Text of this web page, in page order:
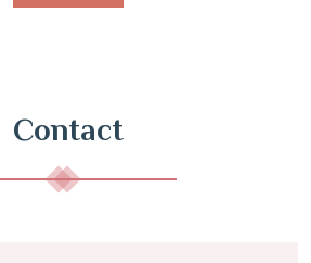
Contact